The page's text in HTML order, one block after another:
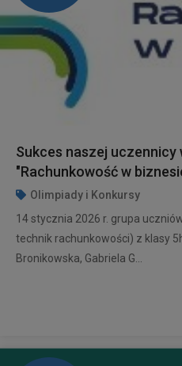
Sukces naszej uczennicy
"Rachunkowość w
Olimpiady i Konkursy
14 stycznia 2026 r. grupa
technik rachunkowości) z klasy
Bronikowska, Gabriela G...